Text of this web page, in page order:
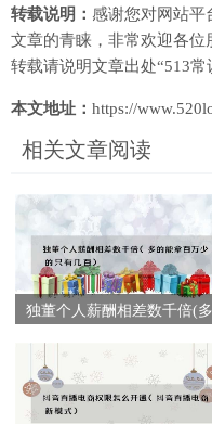
转载说明： 感谢您对网站平
文章的青睐，非常欢迎各位
转载请说明文章出处“513常
本文地址： https://
相关文章阅读
独董个人薪酬相差数千倍(多